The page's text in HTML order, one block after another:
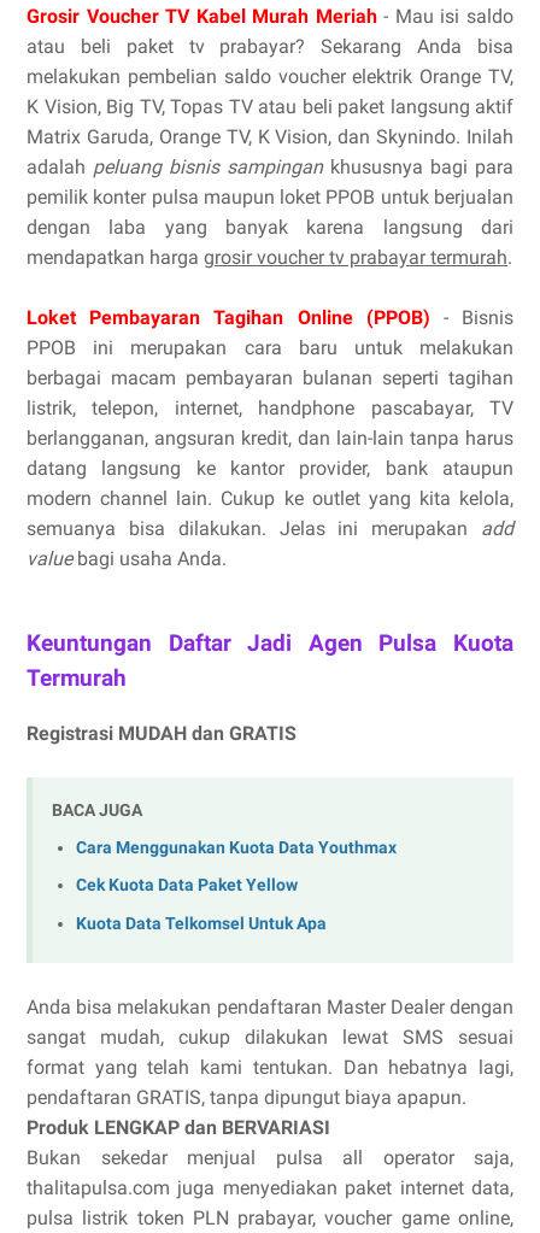
Grosir Voucher TV Kabel Murah Meriah- Mau isi saldo
atau beli paket tv prabayar? Sekarang Anda bisa
melakukan pembelian saldo voucher elektrik Orange TV,
K Vision, Big TV, Topas TV atau beli paket langsung aktif
Matrix Garuda, Orange TV, K Vision, dan Skynindo. Inilah
adalah peluang bisnis sampingankhususnya bagi para
pemilik konter pulsa maupun loket PPOB untuk berjualan
dengan laba yang banyak karena langsung dari
mendapatkan harga grosir voucher tv prabayar termurah.
Loket Pembayaran Tagihan Online (PPOB) - Bisnis
PPOB ini merupakan cara baru untuk melakukan
berbagai macam pembayaran bulanan seperti tagihan
listrik, telepon, internet, handphone pascabayar, TV
berlangganan, angsuran kredit, dan lain-lain tanpa harus
datang langsung ke kantor provider, bank ataupun
modern channel lain. Cukup ke outlet yang kita kelola,
semuanya bisa dilakukan. Jelas ini merupakan add
valuebagi usaha Anda.
Keuntungan Daftar Jadi Agen Pulsa Kuota
Termurah
Registrasi MUDAH dan GRATIS
BACA JUGA
Cara Menggunakan Kuota Data Youthmax
Cek Kuota Data Paket Yellow
Kuota Data Telkomsel Untuk Apa
Anda bisa melakukan pendaftaran Master Dealer dengan
sangat mudah, cukup dilakukan lewat SMS sesuai
format yang telah kami tentukan. Dan hebatnya lagi,
pendaftaran GRATIS, tanpa dipungut biaya apapun.
Produk LENGKAP dan BERVARIASI
Bukan sekedar menjual pulsa all operator saja,
thalitapulsa.com juga menyediakan paket internet data,
pulsa listrik token PLN prabayar, voucher game online,